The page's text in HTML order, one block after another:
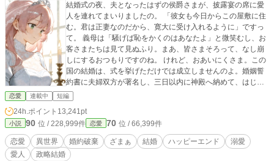
結婚式の夜、夫となったはずの侯爵さまが、披露宴の席に愛
人を連れてまいりましたの。 「彼女も今日からこの屋敷に住
む。君は正妻なのだから、寛大に受け入れるように」ですっ
て。 義母は「騒げば恥をかくのはあなたよ」と微笑むし、お
客さまたちは見て見ぬふり。まあ、皆さまそろって、なし崩
しにするおつもりですのね。 けれど、おあいにくさま。この
国の結婚は、式を挙げただけでは成立しませんのよ。婚姻誓
約書に夫婦双方が署名し、三日以内に神殿へ納めて、はじめ
て夫婦。 ――そしてわたくし、まだ署名しておりませんの。
既成事実は、事実ではございませんのよ。
恋愛 連載中 短編
24h.ポイント 13,241pt
小説 90 位 / 228,999件 恋愛 70 位 / 66,399件
恋愛 異世界 婚約破棄 ざまぁ 結婚 ハッピーエンド
溺愛
愛人
政略結婚